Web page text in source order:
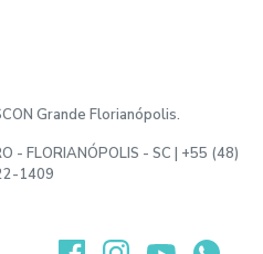
Grande Florianópolis.
- FLORIANÓPOLIS - SC | +55 (48)
1409